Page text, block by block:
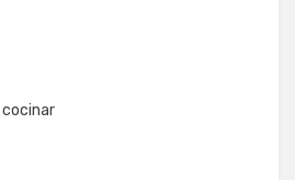
cocinar